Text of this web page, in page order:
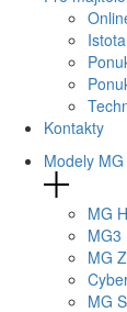
Kontakty
Modely MG
MG
MG3
MG
MG